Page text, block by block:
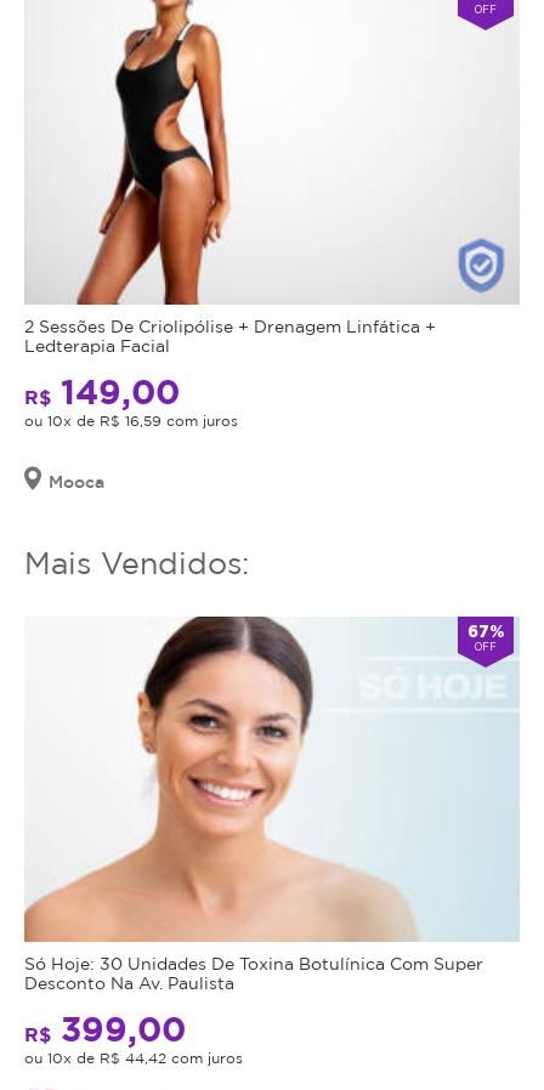
OFF
2 Sessões De Criolipólise + Drenagem Linfática +
Ledterapia Facial
R$ 149,00
ou 10x de R$ 16,59 com juros
Mooca
Mais Vendidos:
67%
OFF
Só Hoje: 30 Unidades De Toxina Botulínica Com Super
Desconto Na Av. Paulista
R$ 399,00
ou 10x de R$ 44,42 com juros